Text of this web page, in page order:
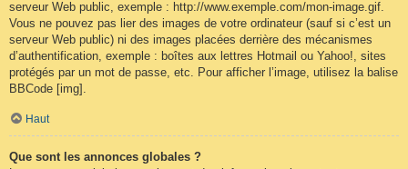
serveur Web public, exemple : http://www.exemple.com/mon-image.gif.
Vous ne pouvez pas lier des images de votre ordinateur (sauf si c’est un
serveur Web public) ni des images placées derrière des mécanismes
d’authentification, exemple : boîtes aux lettres Hotmail ou Yahoo!, sites
protégés par un mot de passe, etc. Pour afficher l’image, utilisez la balise
BBCode [img].
Haut
Que sont les annonces globales ?